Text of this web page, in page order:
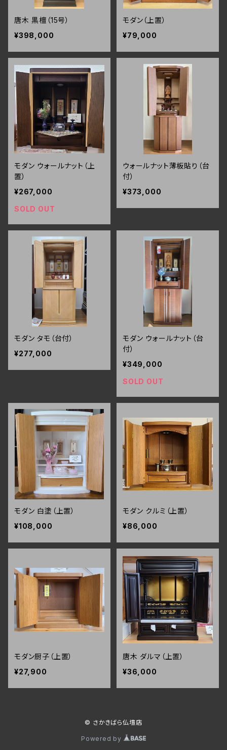
唐木 黒檀（15号）
¥398,000
モダン（上置）
¥79,000
モダン ウォールナット（上
置）
¥267,000
SOLD OUT
ウォールナット薄板貼り（台
付）
¥373,000
モダン タモ（台付）
¥277,000
モダン ウォールナット（台
付）
¥349,000
SOLD OUT
モダン 白塗（上置）
¥108,000
モダン クルミ（上置）
¥86,000
モダン厨子（上置）
¥27,900
唐木 ダルマ（上置）
¥36,000
© さかきばら仏壇店
Powered by